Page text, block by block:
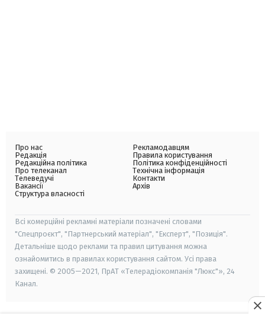
Про нас
Редакція
Редакційна політика
Про телеканал
Телеведучі
Вакансії
Структура власності
Рекламодавцям
Правила користування
Політика конфіденційності
Технічна інформація
Контакти
Архів
Всі комерційні рекламні матеріали позначені словами
"Спецпроєкт", "Партнерський матеріал", "Експерт", "Позиція".
Детальніше щодо реклами та правил цитування можна
ознайомитись в правилах користування сайтом. Усі права
захищені. © 2005—2021, ПрАТ «Телерадіокомпанія "Люкс"», 24
Канал.